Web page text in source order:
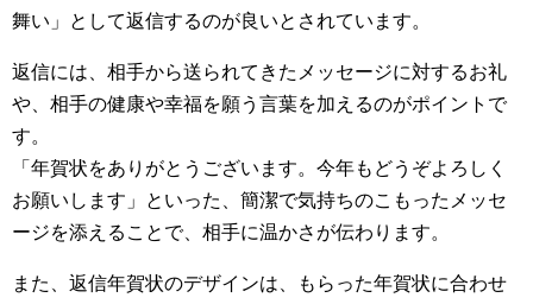
舞い」として返信するのが良いとされています。
返信には、相手から送られてきたメッセージに対するお礼
や、相手の健康や幸福を願う言葉を加えるのがポイントで
す。
「年賀状をありがとうございます。今年もどうぞよろしく
お願いします」といった、簡潔で気持ちのこもったメッセ
ージを添えることで、相手に温かさが伝わります。
また、返信年賀状のデザインは、もらった年賀状に合わせ